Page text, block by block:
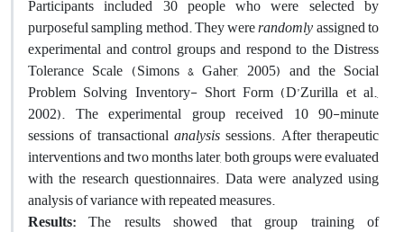
Participants included 30 people who were selected by
purposeful sampling method. They wererandomlyassigned to
experimental and control groups and respond to the Distress
Tolerance Scale (Simons & Gaher, 2005) and the Social
Problem Solving Inventory- Short Form (D’Zurilla et al.,
2002). The experimental group received 10 90-minute
sessions of transactional analysissessions. After therapeutic
interventions and two months later, both groups were evaluated
with the research questionnaires. Data were analyzed using
analysis of variance with repeated measures.
Results: The results showed that group training of